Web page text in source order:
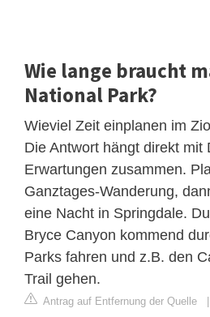
Wie lange braucht
National Park?
Wieviel Zeit einplanen im
Die Antwort hängt direkt mit
Erwartungen zusammen.
Ganztages-Wanderung,
eine Nacht in Springdale.
Bryce Canyon kommend
Parks fahren und z.B. den
Trail gehen.
Antrag auf Entfernung der Quelle